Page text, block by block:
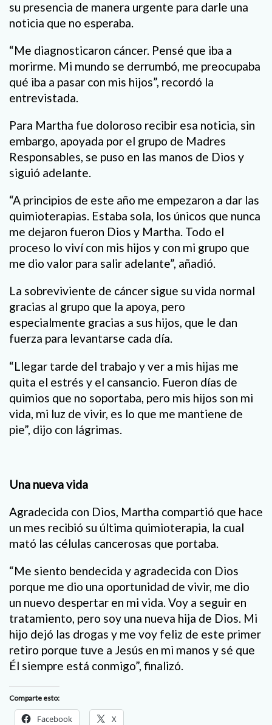
su presencia de manera urgente para darle una
noticia que no esperaba.
“Me diagnosticaron cáncer. Pensé que iba a
morirme. Mi mundo se derrumbó, me preocupaba
qué iba a pasar con mis hijos”, recordó la
entrevistada.
Para Martha fue doloroso recibir esa noticia, sin
embargo, apoyada por el grupo de Madres
Responsables, se puso en las manos de Dios y
siguió adelante.
“A principios de este año me empezaron a dar las
quimioterapias. Estaba sola, los únicos que nunca
me dejaron fueron Dios y Martha. Todo el
proceso lo viví con mis hijos y con mi grupo que
me dio valor para salir adelante”, añadió.
La sobreviviente de cáncer sigue su vida normal
gracias al grupo que la apoya, pero
especialmente gracias a sus hijos, que le dan
fuerza para levantarse cada día.
“Llegar tarde del trabajo y ver a mis hijas me
quita el estrés y el cansancio. Fueron días de
quimios que no soportaba, pero mis hijos son mi
vida, mi luz de vivir, es lo que me mantiene de
pie”, dijo con lágrimas.
Una nueva vida
Agradecida con Dios, Martha compartió que hace
un mes recibió su última quimioterapia, la cual
mató las células cancerosas que portaba.
“Me siento bendecida y agradecida con Dios
porque me dio una oportunidad de vivir, me dio
un nuevo despertar en mi vida. Voy a seguir en
tratamiento, pero soy una nueva hija de Dios. Mi
hijo dejó las drogas y me voy feliz de este primer
retiro porque tuve a Jesús en mi manos y sé que
Él siempre está conmigo”, finalizó.
Comparte esto:
Facebook X